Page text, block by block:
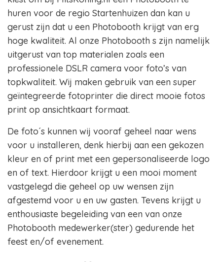
huren voor de regio Startenhuizen dan kan u
gerust zijn dat u een Photobooth krijgt van erg
hoge kwaliteit. Al onze Photobooth s zijn namelijk
uitgerust van top materialen zoals een
professionele DSLR camera voor foto’s van
topkwaliteit. Wij maken gebruik van een super
geïntegreerde fotoprinter die direct mooie fotos
print op ansichtkaart formaat.
De foto´s kunnen wij vooraf geheel naar wens
voor u installeren, denk hierbij aan een gekozen
kleur en of print met een gepersonaliseerde logo
en of text. Hierdoor krijgt u een mooi moment
vastgelegd die geheel op uw wensen zijn
afgestemd voor u en uw gasten. Tevens krijgt u
enthousiaste begeleiding van een van onze
Photobooth medewerker(ster) gedurende het
feest en/of evenement.